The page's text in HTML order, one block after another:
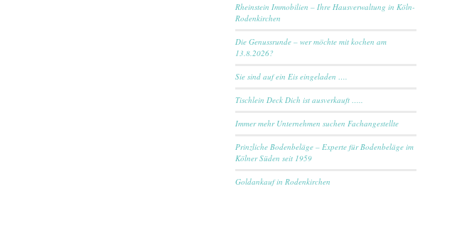
Rheinstein Immobilien – Ihre Hausverwaltung in Köln-
Rodenkirchen
Die Genussrunde – wer möchte mit kochen am
13.8.2026?
Sie sind auf ein Eis eingeladen ….
Tischlein Deck Dich ist ausverkauft …..
Immer mehr Unternehmen suchen Fachangestellte
Prinzliche Bodenbeläge – Experte für Bodenbeläge im
Kölner Süden seit 1959
Goldankauf in Rodenkirchen